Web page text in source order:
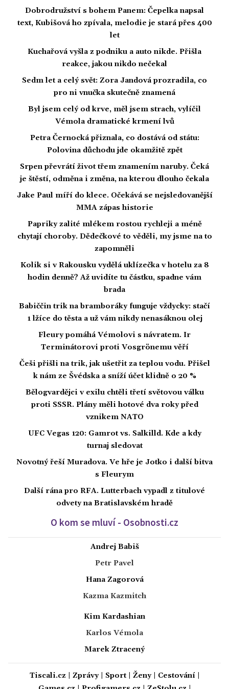
Dobrodružství s bohem Panem: Čepelka napsal
text, Kubišová ho zpívala, melodie je stará přes 400
let
Kuchařová vyšla z podniku a auto nikde. Přišla
reakce, jakou nikdo nečekal
Sedm let a celý svět: Zora Jandová prozradila, co
pro ni vnučka skutečně znamená
Byl jsem celý od krve, měl jsem strach, vylíčil
Vémola dramatické krmení lvů
Petra Černocká přiznala, co dostává od státu:
Polovina důchodu jde okamžitě zpět
Srpen převrátí život třem znamením naruby. Čeká
je štěstí, odměna i změna, na kterou dlouho čekala
Jake Paul míří do klece. Očekává se nejsledovanější
MMA zápas historie
Papriky zalité mlékem rostou rychleji a méně
chytají choroby. Dědečkové to věděli, my jsme na to
zapomněli
Kolik si v Rakousku vydělá uklízečka v hotelu za 8
hodin denně? Až uvidíte tu částku, spadne vám
brada
Babiččin trik na bramboráky funguje vždycky: stačí
1 lžíce do těsta a už vám nikdy nenasáknou olej
Fleury pomáhá Vémolovi s návratem. Ir
Terminátorovi proti Vosgrönemu věří
Češi přišli na trik, jak ušetřit za teplou vodu. Přišel
k nám ze Švédska a sníží účet klidně o 20 %
Bělogvardějci v exilu chtěli třetí světovou válku
proti SSSR. Plány měli hotové dva roky před
vznikem NATO
UFC Vegas 120: Gamrot vs. Salkilld. Kde a kdy
turnaj sledovat
Novotný řeší Muradova. Ve hře je Jotko i další bitva
s Fleurym
Další rána pro RFA. Lutterbach vypadl z titulové
odvety na Bratislavském hradě
O kom se mluví - Osobnosti.cz
Andrej Babiš
Petr Pavel
Hana Zagorová
Kazma Kazmitch
Kim Kardashian
Karlos Vémola
Marek Ztracený
Tiscali.cz Zprávy| Sport| Ženy| Cestování|